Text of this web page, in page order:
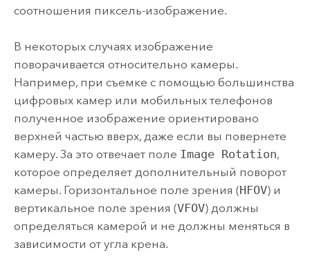
соотношения пиксель-изображение.
В некоторых случаях изображение
поворачивается относительно камеры.
Например, при съемке с помощью большинства
цифровых камер или мобильных телефонов
полученное изображение ориентировано
верхней частью вверх, даже если вы повернете
камеру. За это отвечает поле Image Rotation,
которое определяет дополнительный поворот
камеры. Горизонтальное поле зрения (HFOV) и
вертикальное поле зрения (VFOV) должны
определяться камерой и не должны меняться в
зависимости от угла крена.